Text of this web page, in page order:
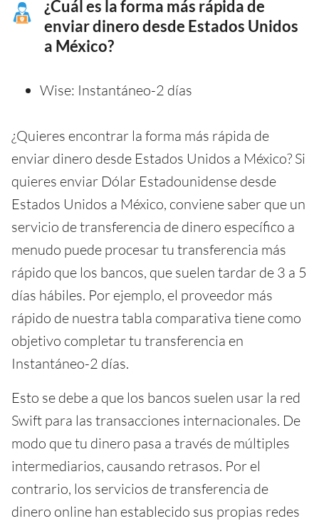
¿Cuál es la forma más rápida de
enviar dinero desde Estados Unidos
a México?
Wise: Instantáneo-2 días
¿Quieres encontrar la forma más rápida de
enviar dinero desde Estados Unidos a México? Si
quieres enviar Dólar Estadounidense desde
Estados Unidos a México, conviene saber que un
servicio de transferencia de dinero específico a
menudo puede procesar tu transferencia más
rápido que los bancos, que suelen tardar de 3 a 5
días hábiles. Por ejemplo, el proveedor más
rápido de nuestra tabla comparativa tiene como
objetivo completar tu transferencia en
Instantáneo-2 días.
Esto se debe a que los bancos suelen usar la red
Swift para las transacciones internacionales. De
modo que tu dinero pasa a través de múltiples
intermediarios, causando retrasos. Por el
contrario, los servicios de transferencia de
dinero online han establecido sus propias redes